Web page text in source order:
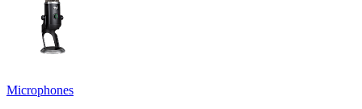
Microphones